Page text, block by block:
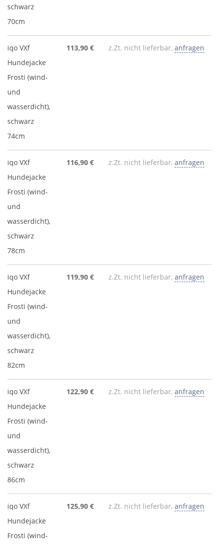
schwarz
70cm
iqo VXf
Hundejacke
Frosti (wind-
und
wasserdicht),
schwarz
74cm
113,90 € z.Zt. nicht lieferbar, anfragen
iqo VXf
Hundejacke
Frosti (wind-
und
wasserdicht),
schwarz
78cm
116,90 € z.Zt. nicht lieferbar, anfragen
iqo VXf
Hundejacke
Frosti (wind-
und
wasserdicht),
schwarz
82cm
119,90 € z.Zt. nicht lieferbar, anfragen
iqo VXf
Hundejacke
Frosti (wind-
und
wasserdicht),
schwarz
86cm
122,90 € z.Zt. nicht lieferbar, anfragen
iqo VXf
Hundejacke
Frosti (wind-
125,90 € z.Zt. nicht lieferbar, anfragen